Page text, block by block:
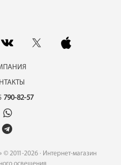
790-82-57
2026 · Интернет-магазин
освещения